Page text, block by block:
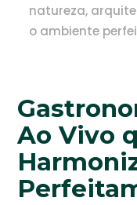
natureza,
o ambiente
Ao Vivo